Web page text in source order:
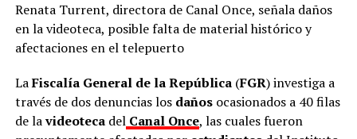
El miércoles, después de reunirse con la presidenta,
Renata Turrent, directora de Canal Once, señala daños
en la videoteca, posible falta de material histórico y
afectaciones en el telepuerto
LaFiscalía General de la República(FGR) investiga a
través de dos denuncias los dañosocasionados a 40 filas
de lavideotecadel Canal Once, las cuales fueron